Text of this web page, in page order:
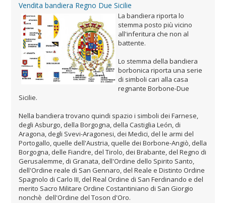
Vendita bandiera Regno Due Sicilie
La bandiera riporta lo
stemma posto più vicino
all'inferitura che non al
battente.
Lo stemma della bandiera
borbonica riporta una serie
di simboli cari alla casa
regnante Borbone-Due
Sicilie.
Nella bandiera trovano quindi spazio i simboli dei Farnese,
degli Asburgo, della Borgogna, della Castiglia León, di
Aragona, degli Svevi-Aragonesi, dei Medici, del le armi del
Portogallo, quelle dell'Austria, quelle dei Borbone-Angiò, della
Borgogna, delle Fiandre, del Tirolo, dei Brabante, del Regno di
Gerusalemme, di Granata, dell'Ordine dello Spirito Santo,
dell'Ordine reale di San Gennaro, del Reale e Distinto Ordine
Spagnolo di Carlo III, del Real Ordine di San Ferdinando e del
merito Sacro Militare Ordine Costantiniano di San Giorgio
nonchè dell'Ordine del Toson d'Oro.